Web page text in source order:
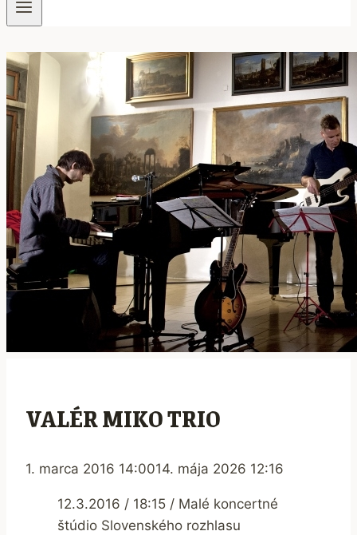
VALÉR MIKO TRIO
1. marca 2016 14:0014. mája 2026 12:16
12.3.2016 / 18:15 / Malé koncertné
štúdio Slovenského rozhlasu